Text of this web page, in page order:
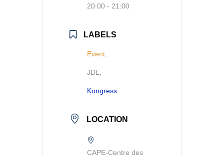
20:00 - 21:00
LABELS
Event,
JDL,
Kongress
LOCATION
CAPE-Centre des